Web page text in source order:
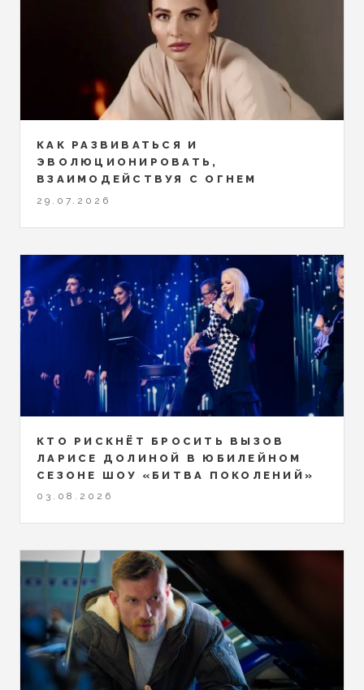
КАК РАЗВИВАТЬСЯ И
ЭВОЛЮЦИОНИРОВАТЬ,
ВЗАИМОДЕЙСТВУЯ С ОГНЕМ
29.07.2026
КТО РИСКНЁТ БРОСИТЬ ВЫЗОВ
ЛАРИСЕ ДОЛИНОЙ В ЮБИЛЕЙНОМ
СЕЗОНЕ ШОУ «БИТВА ПОКОЛЕНИЙ»
03.08.2026